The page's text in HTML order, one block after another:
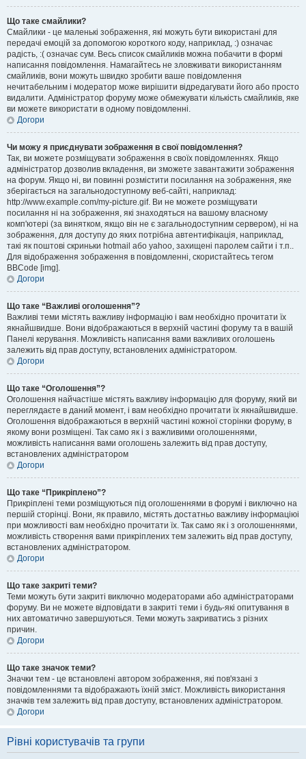
Що таке смайлики?
Смайлики - це маленькі зображення, які можуть бути використані для
передачі емоцій за допомогою короткого коду, наприклад, :) означає
радість, :( означає сум. Весь список смайликів можна побачити в формі
написання повідомлення. Намагайтесь не зловживати використанням
смайликів, вони можуть швидко зробити ваше повідомлення
нечитабельним і модератор може вирішити відредагувати його або просто
видалити. Адміністратор форуму може обмежувати кількість смайликів, яке
ви можете використати в одному повідомленні.
Догори
Чи можу я приєднувати зображення в свої повідомлення?
Так, ви можете розміщувати зображення в своїх повідомленнях. Якщо
адміністратор дозволив вкладення, ви зможете завантажити зображення
на форум. Якщо ні, ви повинні розмістити посилання на зображення, яке
зберігається на загальнодоступному веб-сайті, наприклад:
http://www.example.com/my-picture.gif. Ви не можете розміщувати
посилання ні на зображення, які знаходяться на вашому власному
комп'ютері (за винятком, якщо він не є загальнодоступним сервером), ні на
зображення, для доступу до яких потрібна автентифікація, наприклад,
такі як поштові скриньки hotmail або yahoo, захищені паролем сайти і т.п..
Для відображення зображення в повідомленні, скористайтесь тегом
BBCode [img].
Догори
Що таке “Важливі оголошення”?
Важливі теми містять важливу інформацію і вам необхідно прочитати їх
якнайшвидше. Вони відображаються в верхній частині форуму та в вашій
Панелі керування. Можливість написання вами важливих оголошень
залежить від прав доступу, встановлених адміністратором.
Догори
Що таке “Оголошення”?
Оголошення найчастіше містять важливу інформацію для форуму, який ви
переглядаєте в даний момент, і вам необхідно прочитати їх якнайшвидше.
Оголошення відображаються в верхній частині кожної сторінки форуму, в
якому вони розміщені. Так само як і з важливими оголошеннями,
можливість написання вами оголошень залежить від прав доступу,
встановлених адміністратором
Догори
Що таке “Прикріплено”?
Прикріплені теми розміщуються під оголошеннями в форумі і виключно на
першій сторінці. Вони, як правило, містять достатньо важливу інформаціюі
при можливості вам необхідно прочитати їх. Так само як і з оголошеннями,
можливість створення вами прикріплених тем залежить від прав доступу,
встановлених адміністратором.
Догори
Що таке закриті теми?
Теми можуть бути закриті виключно модераторами або адміністраторами
форуму. Ви не можете відповідати в закриті теми і будь-які опитування в
них автоматично завершуються. Теми можуть закриватись з різних
причин.
Догори
Що таке значок теми?
Значки тем - це встановлені автором зображення, які пов'язані з
повідомленнями та відображають їхній зміст. Можливість використання
значків тем залежить від прав доступу, встановлених адміністратором.
Догори
Рівні користувачів та групи